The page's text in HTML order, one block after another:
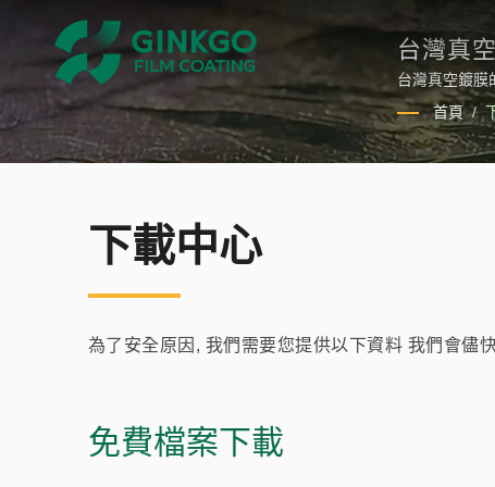
台灣真
台灣真空鍍膜
作產品的過程
氣中。首頁 /
下載中心
為了安全原因, 我們需要您提供以下資料 我們會儘
免費檔案下載